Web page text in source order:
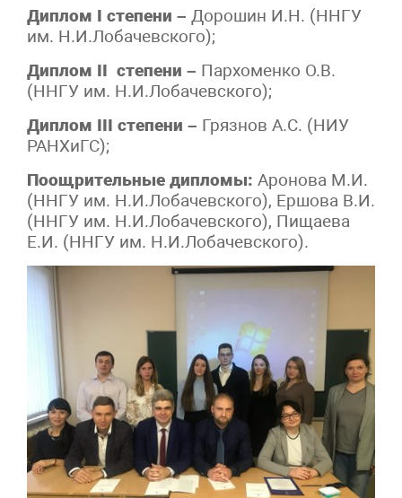
Диплом I степени – Дорошин И.Н. (ННГУ
им. Н.И.Лобачевского);
Диплом II степени – Пархоменко О.В.
(ННГУ им. Н.И.Лобачевского);
Диплом III степени – Грязнов А.С. (НИУ
РАНХиГС);
Поощрительные дипломы: Аронова М.И.
(ННГУ им. Н.И.Лобачевского), Ершова В.И.
(ННГУ им. Н.И.Лобачевского), Пищаева
Е.И. (ННГУ им. Н.И.Лобачевского).